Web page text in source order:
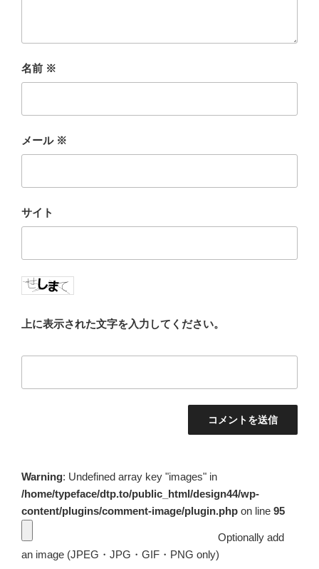
名前 ※
メール ※
サイト
上に表示された文字を入力してください。
Warning: Undefined array key "images" in
/home/typeface/dtp.to/public_html/design44/wp-
content/plugins/comment-image/plugin.php on line 95
Optionally add
an image (JPEG・JPG・GIF・PNG only)